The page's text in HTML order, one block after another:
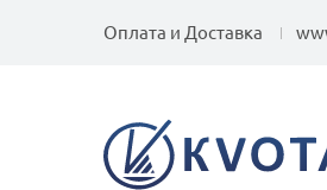
Оплата и Доставка